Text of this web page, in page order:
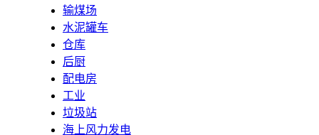
输煤场
水泥罐车
仓库
后厨
配电房
工业
垃圾站
海上风力发电